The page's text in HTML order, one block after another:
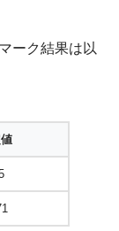
ーク結果は以